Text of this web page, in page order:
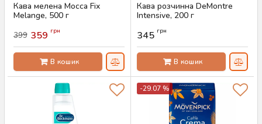
Кава мелена Mocca Fix
Melange, 500 г
399 359 грн
В кошик
Кава розчинна DeMontre
Intensive, 200 г
345 грн
В кошик
-29.07 %